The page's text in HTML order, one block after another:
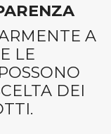
A
LE
DEI